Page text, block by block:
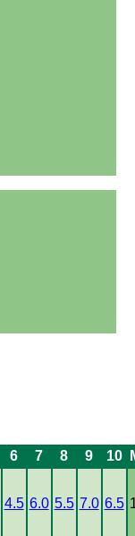
6 7 8 9 10
4.5 6.0 5.5 7.0 6.5